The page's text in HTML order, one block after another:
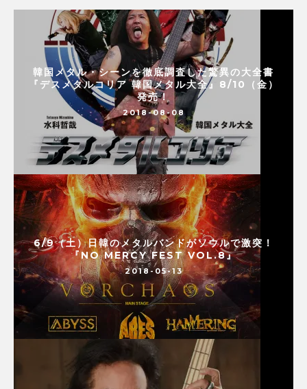
韓国メタル・シーンを徹底調査した驚異の大全書
『デスメタルコリア 韓国メタル大全』8/10（金）
発売！
2018-08-08
6/9（土）日韓のメタルバンドがソウルで激突！
『NO MERCY FEST VOL.8』
2018-05-13